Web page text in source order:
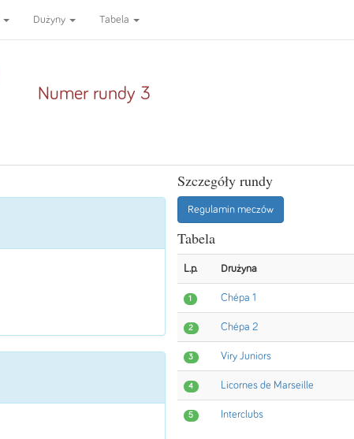
Dużyny Tabela
Numer rundy 3
Szczegóły rundy
Regulamin meczów
Tabela
L.p. Drużyna
1 Chépa 1
2 Chépa 2
3 Viry Juniors
4 Licornes de Marseille
5 Interclubs